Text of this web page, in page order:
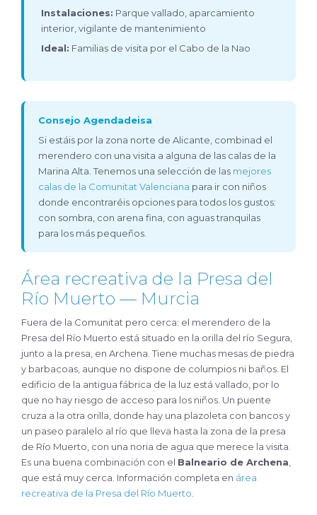
Instalaciones: Parque vallado, aparcamiento
interior, vigilante de mantenimiento
Ideal: Familias de visita por el Cabo de la Nao
Consejo Agendadeisa
Si estáis por la zona norte de Alicante, combinad el
merendero con una visita a alguna de las calas de la
Marina Alta. Tenemos una selección de las mejores
calas de la Comunitat Valenciana para ir con niños
donde encontraréis opciones para todos los gustos:
con sombra, con arena fina, con aguas tranquilas
para los más pequeños.
Área recreativa de la Presa del
Río Muerto — Murcia
Fuera de la Comunitat pero cerca: el merendero de la
Presa del Río Muerto está situado en la orilla del río Segura,
junto a la presa, en Archena. Tiene muchas mesas de piedra
y barbacoas, aunque no dispone de columpios ni baños. El
edificio de la antigua fábrica de la luz está vallado, por lo
que no hay riesgo de acceso para los niños. Un puente
cruza a la otra orilla, donde hay una plazoleta con bancos y
un paseo paralelo al río que lleva hasta la zona de la presa
de Río Muerto, con una noria de agua que merece la visita.
Es una buena combinación con el Balneario de Archena
que está muy cerca. Información completa en área
recreativa de la Presa del Río Muerto